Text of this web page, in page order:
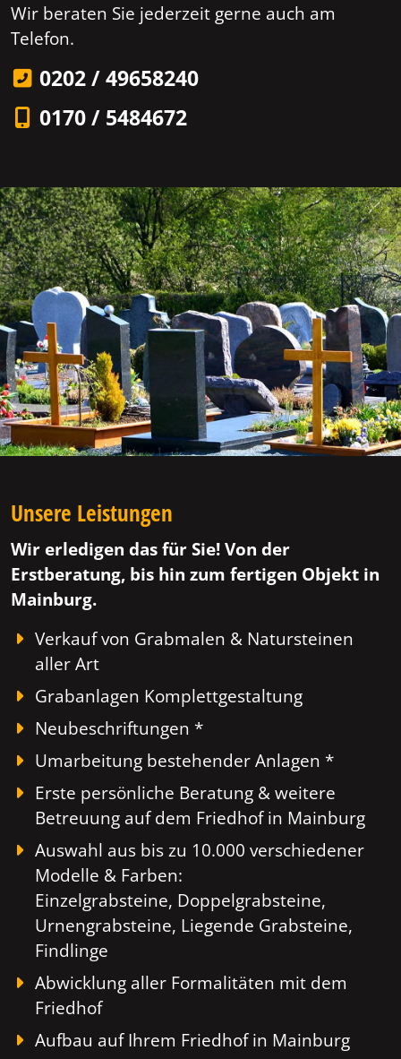
Wir beraten Sie jederzeit gerne auch am
Telefon.
0202 / 49658240
0170 / 5484672
Unsere Leistungen
Wir erledigen das für Sie! Von der
Erstberatung, bis hin zum fertigen Objekt in
Mainburg.
Verkauf von Grabmalen & Natursteinen
aller Art
Grabanlagen Komplettgestaltung
Neubeschriftungen *
Umarbeitung bestehender Anlagen *
Erste persönliche Beratung & weitere
Betreuung auf dem Friedhof in Mainburg
Auswahl aus bis zu 10.000 verschiedener
Modelle & Farben:
Einzelgrabsteine, Doppelgrabsteine,
Urnengrabsteine, Liegende Grabsteine,
Findlinge
Abwicklung aller Formalitäten mit dem
Friedhof
Aufbau auf Ihrem Friedhof in Mainburg